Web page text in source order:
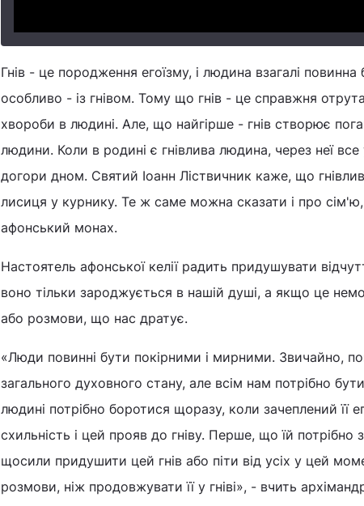
Гнів - це породження егоїзму, і людина взагалі
особливо - із гнівом. Тому що гнів - це справжня
хвороби в людині. Але, що найгірше - гнів створює
людини. Коли в родині є гнівлива людина, через неї
догори дном. Святий Іоанн Ліствичник каже, що
лисиця у курнику. Те ж саме можна сказати і про
афонський монах.
Настоятель афонської келії радить придушувати
воно тільки зароджується в нашій душі, а якщо це
або розмови, що нас дратує.
«Люди повинні бути покірними і мирними. Звичайно,
загального духовного стану, але всім нам потрібно
людині потрібно боротися щоразу, коли зачеплений її
схильність і цей прояв до гніву. Перше, що їй
щосили придушити цей гнів або піти від усіх у цей
розмови, ніж продовжувати її у гніві», - вчить